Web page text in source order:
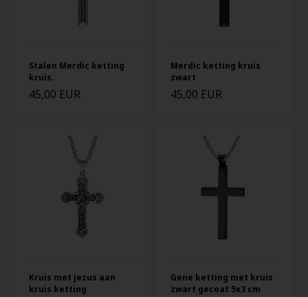
Stalen Merdic ketting
kruis.
45,00 EUR
Merdic ketting kruis
zwart
45,00 EUR
Kruis met jezus aan
kruis ketting
Gene ketting met kruis
zwart gecoat 5x3 cm